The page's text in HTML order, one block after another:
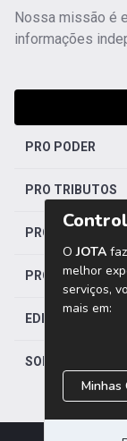
Nossa missão é
informações
PRO PODER
PRO TRIBUTOS
PRO
PRO SAÚDE
EDITORIAS
SOBRE O JOTA